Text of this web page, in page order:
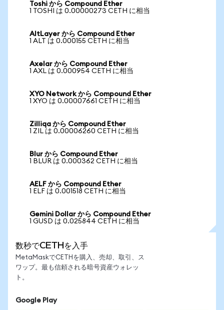
Toshi から Compound Ether
1 TOSHI は 0.00000273 CETH に相当
AltLayer から Compound Ether
1 ALT は 0.000155 CETH に相当
Axelar から Compound Ether
1 AXL は 0.000954 CETH に相当
XYO Network から Compound Ether
1 XYO は 0.00007661 CETH に相当
Zilliqa から Compound Ether
1 ZIL は 0.00006260 CETH に相当
Blur から Compound Ether
1 BLUR は 0.000362 CETH に相当
AELF から Compound Ether
1 ELF は 0.001518 CETH に相当
Gemini Dollar から Compound Ether
1 GUSD は 0.025844 CETH に相当
数秒でCETHを入手
MetaMaskでCETHを購入、売却、取引、ス
ワップ。最も信頼される暗号資産ウォレッ
ト。
Google Play